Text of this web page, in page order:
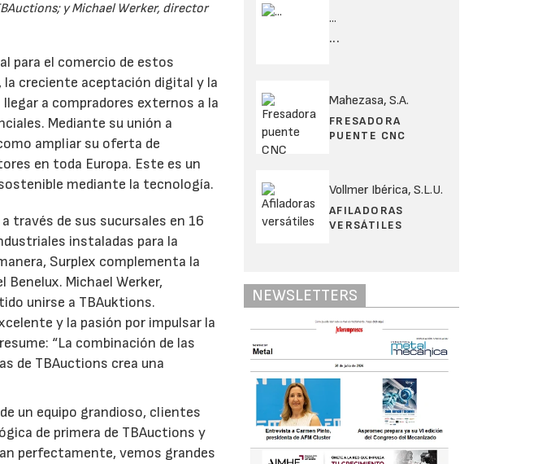
y Michael Werker, director
para el comercio de estos
creciente aceptación digital y la
a compradores externos a la
Mediante su unión a
ampliar su oferta de
en toda Europa. Este es un
mediante la tecnología.
través de sus sucursales en 16
instaladas para la
Surplex complementa la
Michael Werker,
unirse a TBAuktions.
y la pasión por impulsar la
“La combinación de las
de TBAuctions crea una
un equipo grandioso, clientes
de primera de TBAuctions y
perfectamente, vemos grandes
...
...
Mahezasa, S.A.
FRESADORA
PUENTE CNC
Vollmer Ibérica, S.L.U.
AFILADORAS
VERSÁTILES
NEWSLETTERS